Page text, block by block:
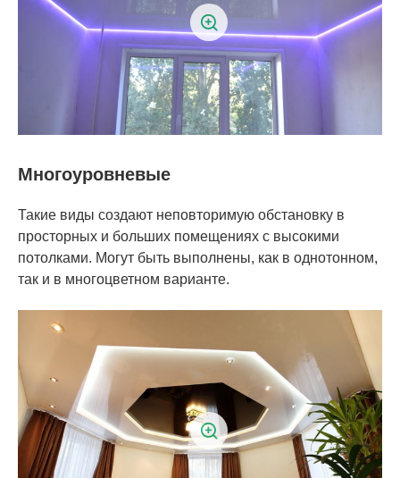
Многоуровневые
Такие виды создают неповторимую обстановку в
просторных и больших помещениях с высокими
потолками. Могут быть выполнены, как в однотонном,
так и в многоцветном варианте.